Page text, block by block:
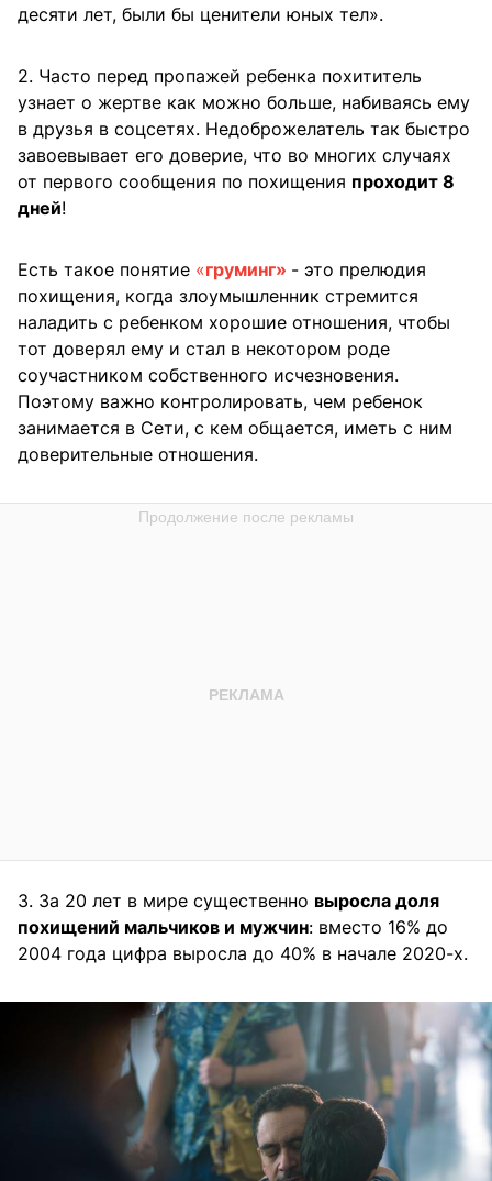
десяти лет, были бы ценители юных тел».
2. Часто перед пропажей ребенка похититель
узнает о жертве как можно больше, набиваясь ему
в друзья в соцсетях. Недоброжелатель так быстро
завоевывает его доверие, что во многих случаях
от первого сообщения по похищения проходит 8
дней!
Есть такое понятие «груминг» - это прелюдия
похищения, когда злоумышленник стремится
наладить с ребенком хорошие отношения, чтобы
тот доверял ему и стал в некотором роде
соучастником собственного исчезновения.
Поэтому важно контролировать, чем ребенок
занимается в Сети, с кем общается, иметь с ним
доверительные отношения.
3. За 20 лет в мире существенно выросла доля
похищений мальчиков и мужчин: вместо 16% до
2004 года цифра выросла до 40% в начале 2020-х.